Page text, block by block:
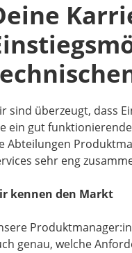
sind überzeugt, dass
ein gut
Abteilungen
sehr eng
kennen den Markt
genau, welche